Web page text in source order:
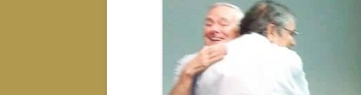
EQUIPO HUMANO
CONTACTA CON NOSOTROS
COLABORACIÓN CON OTRAS
ENTIDADES SOCIALES, SANITARIAS
Y DE INVESTIGACIÓN